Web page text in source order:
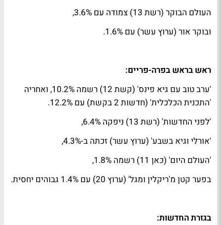
העולם הבוקר (רשת 13) צמודה עם 3.6%,
ובוקר אור (ערוץ עשר) עם 1.6%.
ראש בראש בפרה-פריים:
'ערב טוב עם גיא פינס' (קשת 12) רשמה 10.2%, ואחריה
'התכנית הכלכלית' (חדשות 2 בקשת) עם 12.2%.
'לפני החדשות' (רשת 13) ניפקה 6.4%,
'אורלי וגיא בשבע' (ערוץ עשר) זכתה ב-4.3%,
'העולם היום' (כאן 11) רשמה 1.8%,
בפער קטן מ'ריקלין ומגל' (ערוץ 20) עם 1.4% גבוהים יחסית.
בגזרת החדשות: